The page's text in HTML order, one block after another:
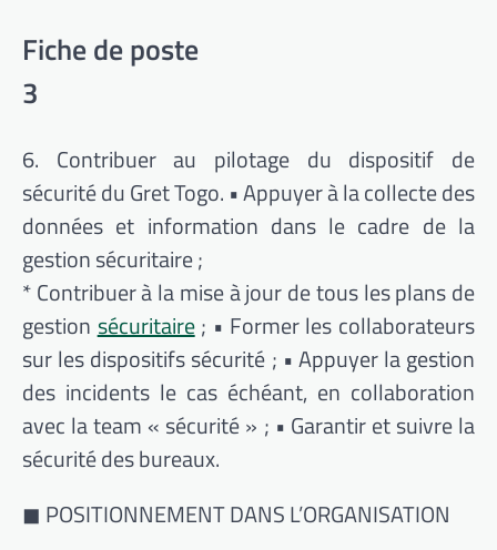
Fiche de poste
3
6. Contribuer au pilotage du dispositif de
sécurité du Gret Togo. • Appuyer à la collecte des
données et information dans le cadre de la
gestion sécuritaire ;
* Contribuer à la mise à jour de tous les plans de
gestion sécuritaire; • Former les collaborateurs
sur les dispositifs sécurité ; • Appuyer la gestion
des incidents le cas échéant, en collaboration
avec la team « sécurité » ; • Garantir et suivre la
sécurité des bureaux.
◼ POSITIONNEMENT DANS L’ORGANISATION